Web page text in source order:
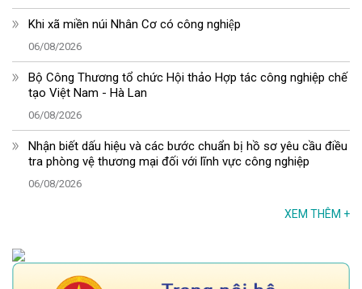
Khi xã miền núi Nhân Cơ có công nghiệp
06/08/2026
Bộ Công Thương tổ chức Hội thảo Hợp tác công nghiệp chế
tạo Việt Nam - Hà Lan
06/08/2026
Nhận biết dấu hiệu và các bước chuẩn bị hồ sơ yêu cầu điều
tra phòng vệ thương mại đối với lĩnh vực công nghiệp
06/08/2026
XEM THÊM +